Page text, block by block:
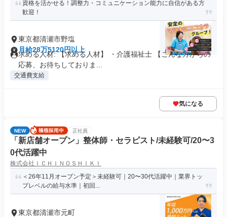
資格を活かせる！調整力・コミュニケーション能力に自信がある方
歓迎！
東京都清瀬市野塩
月給28万5120円以上
求める人材: 【求める人材】 ・介護福祉士 【こんな方からの
応募、お待ちしておりま...
交通費支給
気になる
NEW 正社員
「新店舗オープン」整体師・セラピスト/未経験可/20〜3
0代活躍中
株式会社ＩＣＨＩＮＯＳＨＩＫＩ
＜26年11月オープン予定＞未経験可｜20〜30代活躍中｜業界トッ
プレベルの給与水準｜初回...
東京都清瀬市元町